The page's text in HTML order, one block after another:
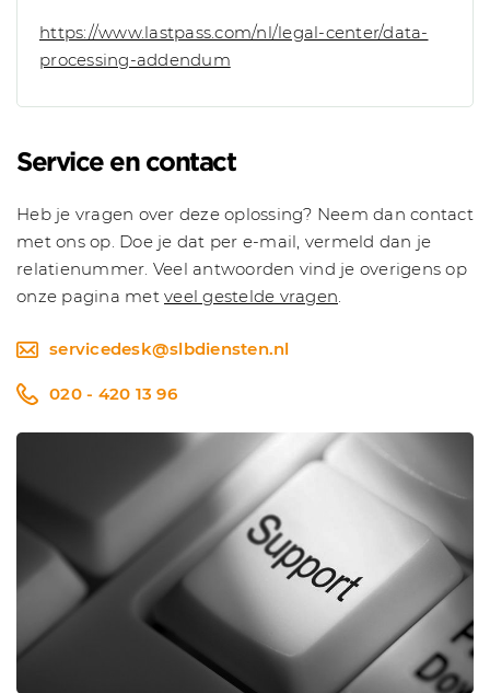
https://www.lastpass.com/nl/legal-center/data-
processing-addendum
Service en contact
Heb je vragen over deze oplossing? Neem dan contact
met ons op. Doe je dat per e-mail, vermeld dan je
relatienummer. Veel antwoorden vind je overigens op
onze pagina met veel gestelde vragen.
servicedesk@slbdiensten.nl
020 - 420 13 96